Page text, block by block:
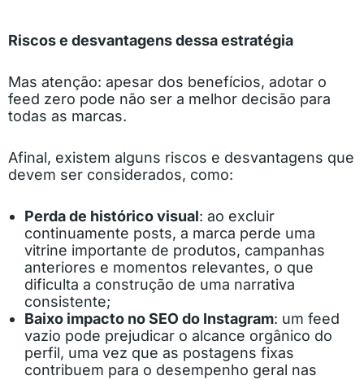
Riscos e desvantagens dessa estratégia
Mas atenção: apesar dos benefícios, adotar o
feed zero pode não ser a melhor decisão para
todas as marcas.
Afinal, existem alguns riscos e desvantagens que
devem ser considerados, como:
Perda de histórico visual: ao excluir
continuamente posts, a marca perde uma
vitrine importante de produtos, campanhas
anteriores e momentos relevantes, o que
dificulta a construção de uma narrativa
consistente;
Baixo impacto no SEO do Instagram: um feed
vazio pode prejudicar o alcance orgânico do
perfil, uma vez que as postagens fixas
contribuem para o desempenho geral nas